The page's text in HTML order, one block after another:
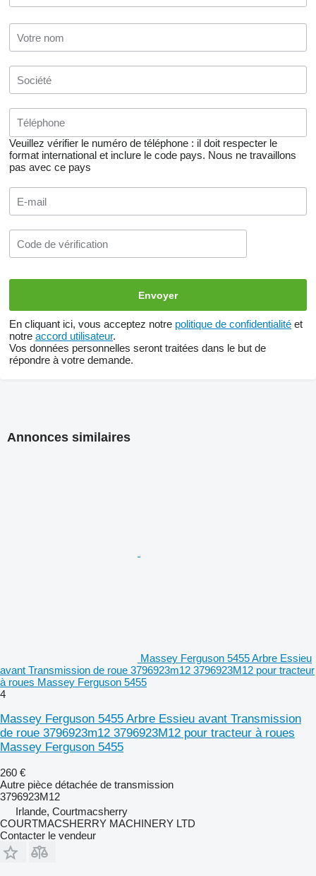
Veuillez vérifier le numéro de téléphone : il doit respecter le
format international et inclure le code pays. Nous ne travaillons
pas avec ce pays
En cliquant ici, vous acceptez notre politique de confidentialité et
notre accord utilisateur.
Vos données personnelles seront traitées dans le but de
répondre à votre demande.
Annonces similaires
Massey Ferguson 5455 Arbre Essieu
avant Transmission de roue 3796923m12 3796923M12 pour tracteur
à roues Massey Ferguson 5455
4
Massey Ferguson 5455 Arbre Essieu avant Transmission
de roue 3796923m12 3796923M12 pour tracteur à roues
Massey Ferguson 5455
260 €
Autre pièce détachée de transmission
3796923M12
Irlande, Courtmacsherry
COURTMACSHERRY MACHINERY LTD
Contacter le vendeur